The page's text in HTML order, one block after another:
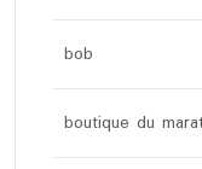
bob
boutique du